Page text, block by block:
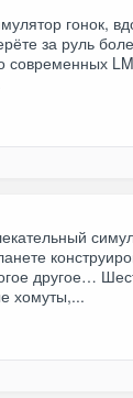
гонок,
за руль
современных
другое…
хомуты,...